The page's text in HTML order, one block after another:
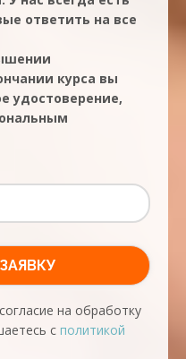
ответить на все
курса вы
удостоверение,
на обработку
с политикой